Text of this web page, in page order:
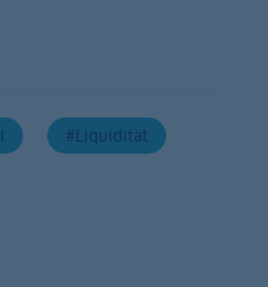
Liquidität